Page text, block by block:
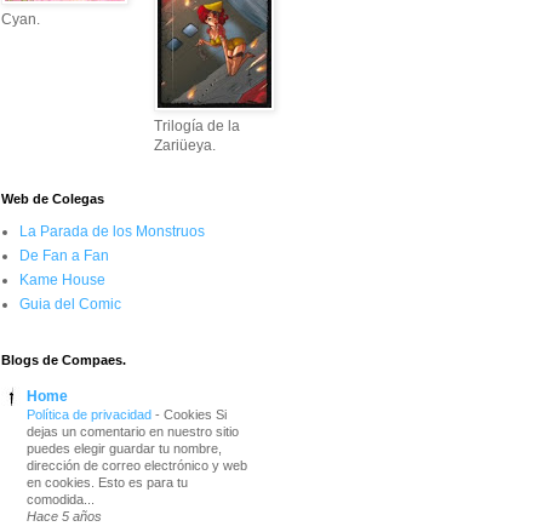
Cyan.
Trilogía de la
Zariüeya.
Web de Colegas
La Parada de los Monstruos
De Fan a Fan
Kame House
Guia del Comic
Blogs de Compaes.
Home
Política de privacidad - Cookies Si
dejas un comentario en nuestro sitio
puedes elegir guardar tu nombre,
dirección de correo electrónico y web
en cookies. Esto es para tu
comodida...
Hace 5 años